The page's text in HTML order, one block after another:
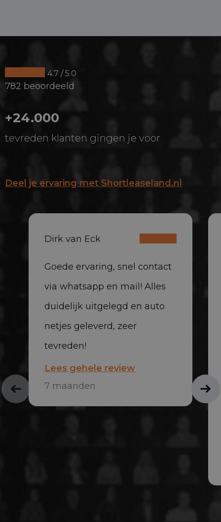
4.7 / 5.0
782 beoordeeld
+24.000
tevreden klanten gingen je voor
Deel je ervaring met Shortleaseland.nl
Dirk van Eck
Goede ervaring, snel contact
via whatsapp en mail! Alles
duidelijk uitgelegd en auto
netjes geleverd, zeer
tevreden!
Lees gehele review
7 maanden